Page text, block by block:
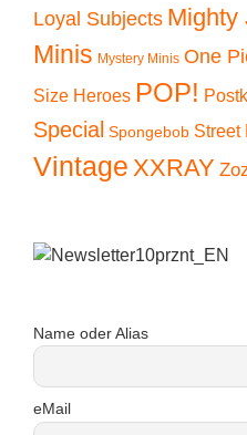
Loyal Subjects Mighty
Minis Mystery Minis One
Size Heroes POP!
Special Spongebob Street
Vintage XXRAY
Name oder Alias
eMail